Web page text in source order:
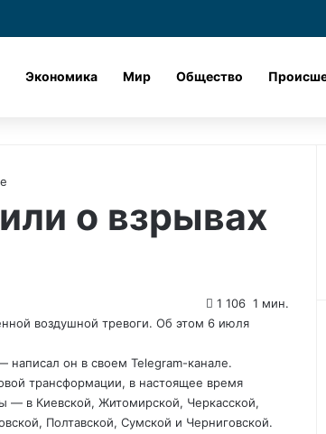
Экономика Мир Общество
о взрывах
1 106 1 мин.
воздушной тревоги. Об этом 6 июля
написал он в своем Telegram-канале.
трансформации, в настоящее время
— в Киевской, Житомирской, Черкасской,
Полтавской, Сумской и Черниговской.